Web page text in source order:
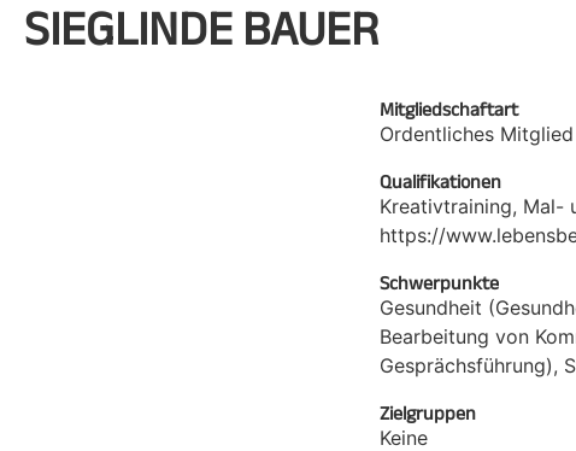
SIEGLINDE BAUER
Mitgliedschaftart
Ordentliches Mitglied
Qualifikationen
Kreativtraining, Mal-
https://
Schwerpunkte
Gesundheit
Bearbeitung von
Gesprächsführung),
Zielgruppen
Keine